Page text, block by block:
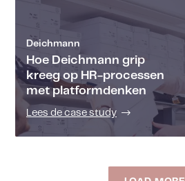
Deichmann
Hoe Deichmann grip
kreeg op HR-processen
met platformdenken
Lees de case study